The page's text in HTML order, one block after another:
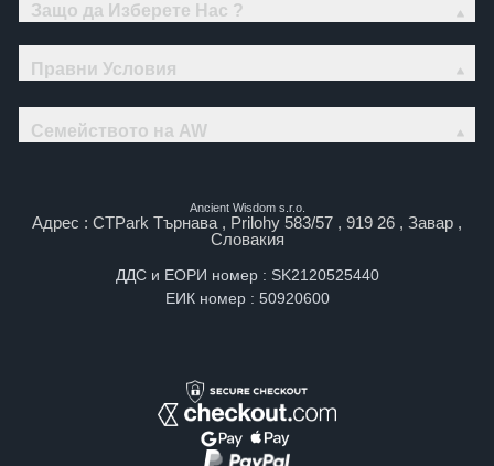
Защо да Изберете Нас ?
Правни Условия
Семейството на AW
Ancient Wisdom s.r.o.
Адрес : CTPark Търнава , Prilohy 583/57 , 919 26 , Завар ,
Словакия
ДДС и ЕОРИ номер : SK2120525440
ЕИК номер : 50920600